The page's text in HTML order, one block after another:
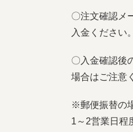
〇注文確認メ
入金ください。
〇入金確認後
場合はご注意
※郵便振替の
1～2営業日程